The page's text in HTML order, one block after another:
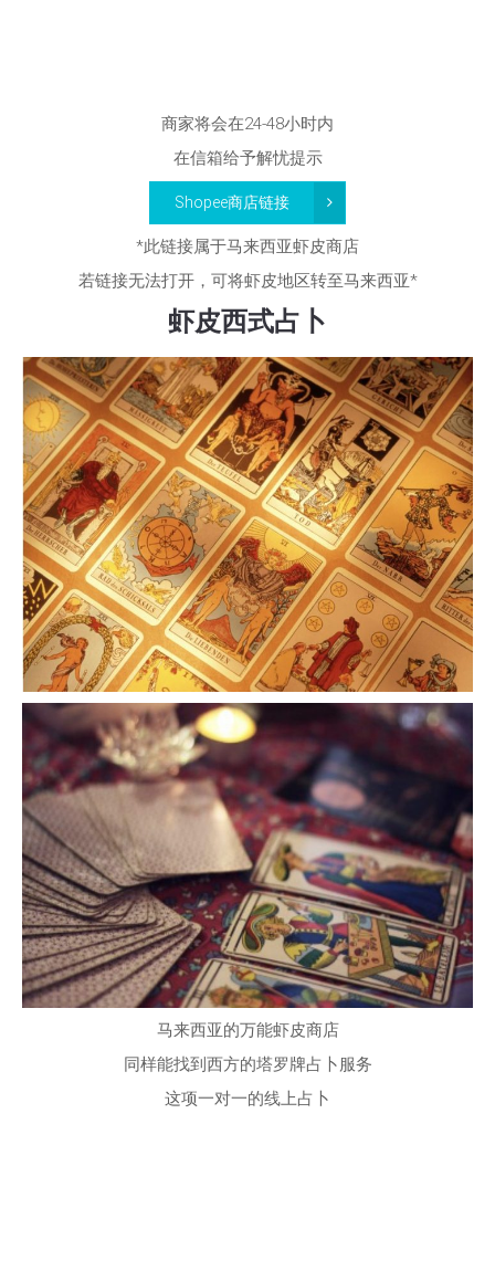
商家将会在24-48小时内
在信箱给予解忧提示
Shopee商店链接
*此链接属于马来西亚虾皮商店
若链接无法打开，可将虾皮地区转至马来西亚*
虾皮西式占卜
马来西亚的万能虾皮商店
同样能找到西方的塔罗牌占卜服务
这项一对一的线上占卜